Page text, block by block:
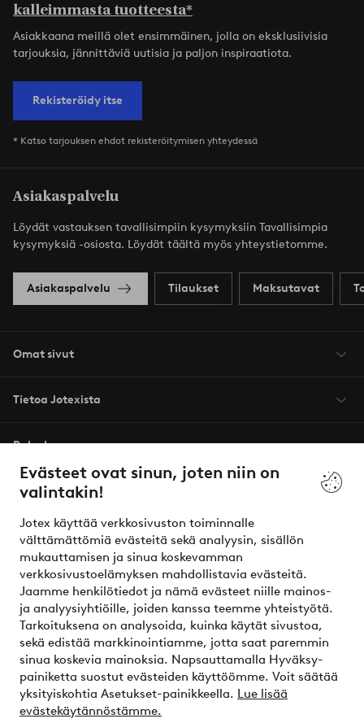
Evästeet ovat sinun, joten niin on
valintakin!
Jotex käyttää verkkosivuston toiminnalle
välttämättömiä evästeitä sekä analyysin, sisällön
mukauttamisen ja sinua koskevamman
verkkosivustoelämyksen mahdollistavia evästeitä.
Jaamme henkilötiedot ja nämä evästeet niille mainos-
ja analyysiyhtiöille, joiden kanssa teemme yhteistyötä.
Tarkoituksena on analysoida, kuinka käytät sivustoa,
sekä edistää markkinointiamme, jotta saat paremmin
sinua koskevia mainoksia. Napsauttamalla Hyväksy-
painiketta suostut evästeiden käyttöömme. Voit säätää
yksityiskohtia Asetukset-painikkeella. Lue lisää
evästekäytännöstämme.
kalleimmasta tuotteesta*
Asiakkaana meillä olet ensimmäinen, jolla on eksklusiivisia
tarjouksia, jännittäviä uutisia ja paljon inspiraatiota.
Rekisteröidy itse
* Katso tarjouksen ehdot rekisteröitymisen yhteydessä
Asiakaspalvelu
Löydät vastauksen tavallisimpiin kysymyksiin Tavallisimpia
kysymyksiä -osiosta. Löydät täältä myös yhteystietomme.
Asiakaspalvelu Tilaukset Maksutavat
Omat sivut
Tietoa Jotexista
Palvelumme
Ehdot
Ystävät
Turvalliset maksut – maksa nyt tai erissä
Haluatko tietää lisää maksuvaihtoehdoistamme?
elpy